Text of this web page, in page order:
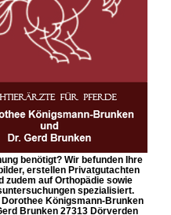
benötigt? Wir befunden Ihre
erstellen Privatgutachten
zudem auf Orthopädie sowie
spezialisiert.
Königsmann-Brunken
Brunken 27313 Dörverden